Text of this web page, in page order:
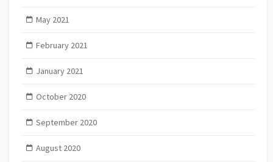
May 2021
February 2021
January 2021
October 2020
September 2020
August 2020